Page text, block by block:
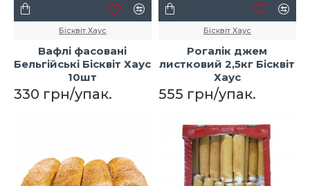
Бісквіт Хаус
Вафлі фасовані
Бельгійські Бісквіт Хаус
10шт
330 грн/упак.
Бісквіт Хаус
Рогалік джем
листковий 2,5кг Бісквіт
Хаус
555 грн/упак.